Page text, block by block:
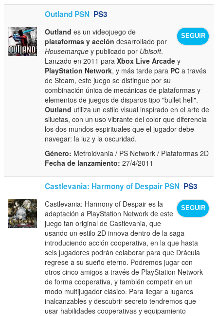
Outland PSN PS3
SEGUIR
Outland es un videojuego de
plataformas y acción desarrollado por
Housemarque y publicado por Ubisoft.
Lanzado en 2011 paraXbox Live Arcade y
PlayStation Network, y más tarde para PC a través
de Steam, este juego se distingue por su
combinación única de mecánicas de plataformas y
elementos de juegos de disparos tipo "bullet hell".
Outland utiliza un estilo visual inspirado en el arte de
siluetas, con un uso vibrante del color que diferencia
los dos mundos espirituales que el jugador debe
navegar: la luz y la oscuridad.
Género: Metroidvania / PS Network / Plataformas 2D
Fecha de lanzamiento: 27/4/2011
Castlevania: Harmony of Despair PSN PS3
SEGUIR
Castlevania: Harmony of Despair es la
adaptación a PlayStation Network de este
juego tan original de Castlevania, que
usando un estilo 2D innova dentro de la saga
introduciendo acción cooperativa, en la que hasta
seis jugadores podrán colaborar para que Drácula
regrese a su sueño eterno. Podremos jugar con
otros cinco amigos a través de PlayStation Network
de forma cooperativa, y también competir en un
modo multijugador clásico. Para llegar a lugares
inalcanzables y descubrir secreto tendremos que
usar habilidades cooperativas y equipamiento